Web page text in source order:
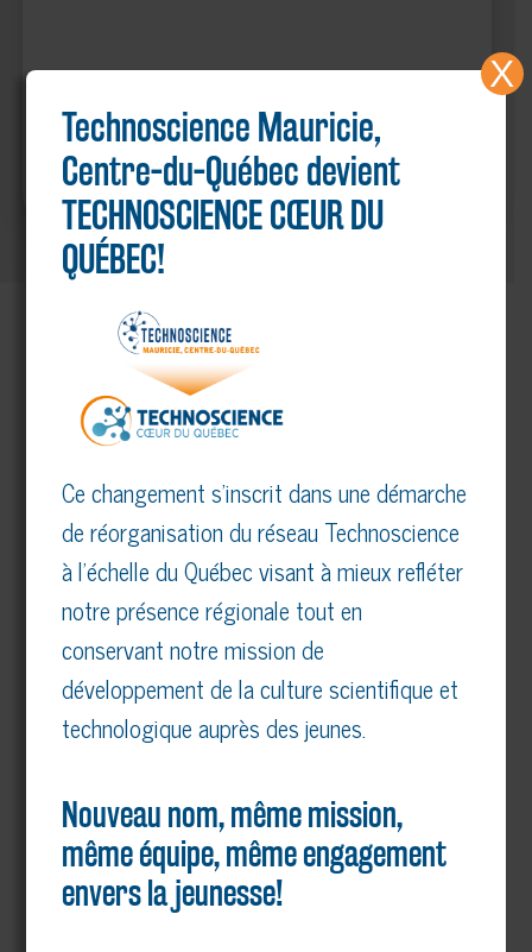
PARTENAIRES MAJEURS
Voir tous nos partenaires
Technoscience Mauricie,
Centre-du-Québec devient
TECHNOSCIENCE CŒUR DU
QUÉBEC!
Ce changement s’inscrit dans une démarche
de réorganisation du réseau Technoscience
à l’échelle du Québec visant à mieux refléter
notre présence régionale tout en
conservant notre mission de
développement de la culture scientifique et
technologique auprès des jeunes.
Nouveau nom, même mission,
même équipe, même engagement
envers la jeunesse!
X